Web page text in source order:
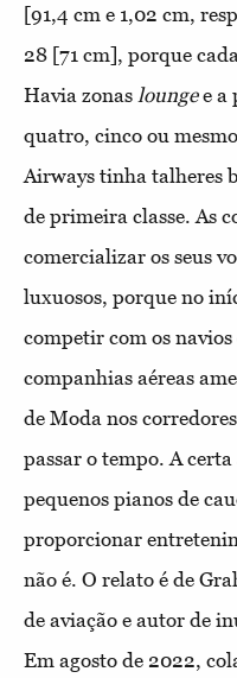
[91,4 cm e 1,02 cm,
28 [71 cm], porque
Havia zonas loungee a
quatro, cinco ou
Airways tinha talheres
de primeira classe. As
comercializar os seus
luxuosos, porque no
competir com os
companhias aéreas
de Moda nos
passar o tempo. A
pequenos pianos de
proporcionar
não é. O relato é de
de aviação e autor de
Em agosto de 2022,